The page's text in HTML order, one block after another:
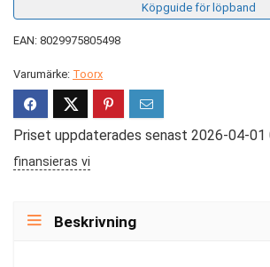
Köpguide för löpband
EAN: 8029975805498
Varumärke: Toorx
Priset uppdaterades senast 2026-04-01
finansieras vi
Beskrivning